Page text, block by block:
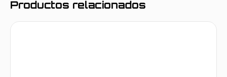
Productos relacionados